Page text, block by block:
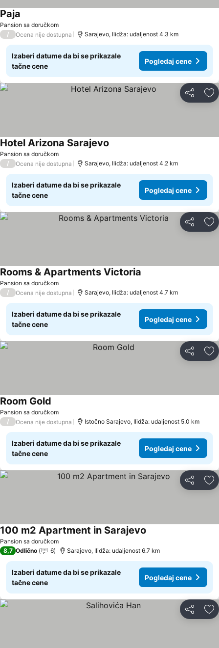
Pansion sa doručkom
Paja
/ Ocena nije dostupna Sarajevo, Ilidža: udaljenost 4.3 km
Izaberi datume da bi se prikazale
tačne cene
Pogledaj cene
Deli
Pansion sa doručkom
Hotel Arizona Sarajevo
/ Ocena nije dostupna Sarajevo, Ilidža: udaljenost 4.2 km
Izaberi datume da bi se prikazale
tačne cene
Pogledaj cene
Deli
Pansion sa doručkom
Rooms & Apartments Victoria
/ Ocena nije dostupna Sarajevo, Ilidža: udaljenost 4.7 km
Izaberi datume da bi se prikazale
tačne cene
Pogledaj cene
Deli
Pansion sa doručkom
Room Gold
/ Ocena nije dostupna Istočno Sarajevo, Ilidža: udaljenost 5.0 km
Izaberi datume da bi se prikazale
tačne cene
Pogledaj cene
Deli
Pansion sa doručkom
100 m2 Apartment in Sarajevo
8,7 Odlično 6 Sarajevo, Ilidža: udaljenost 6.7 km
Izaberi datume da bi se prikazale
tačne cene
Pogledaj cene
Deli